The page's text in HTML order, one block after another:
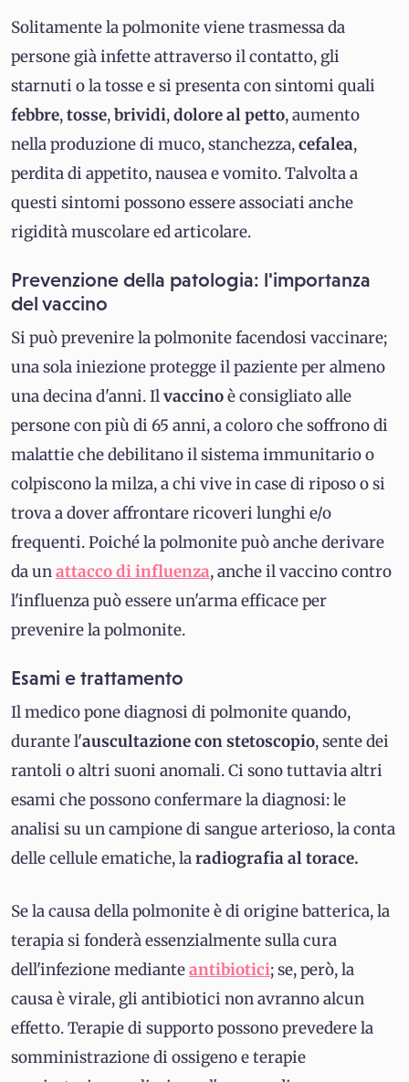
Solitamente la polmonite viene trasmessa da
persone già infette attraverso il contatto, gli
starnuti o la tosse e si presenta con sintomi quali
febbre,tosse,brividi,dolore al petto, aumento
nella produzione di muco, stanchezza,cefalea,
perdita di appetito, nausea e vomito. Talvolta a
questi sintomi possono essere associati anche
rigidità muscolare ed articolare.
Prevenzione della patologia: l'importanza
del vaccino
Si può prevenire la polmonite facendosi vaccinare;
una sola iniezione protegge il paziente per almeno
una decina d'anni. Ilvaccinoè consigliato alle
persone con più di 65 anni, a coloro che soffrono di
malattie che debilitano il sistema immunitario o
colpiscono la milza, a chi vive in case di riposo o si
trova a dover affrontare ricoveri lunghi e/o
frequenti. Poiché la polmonite può anche derivare
da unattacco di influenza, anche il vaccino contro
l'influenza può essere un'arma efficace per
prevenire la polmonite.
Esami e trattamento
Il medico pone diagnosi di polmonite quando,
durante l'auscultazione con stetoscopio, sente dei
rantoli o altri suoni anomali. Ci sono tuttavia altri
esami che possono confermare la diagnosi: le
analisi su un campione di sangue arterioso, la conta
delle cellule ematiche, laradiografia al torace.
Se la causa della polmonite è di origine batterica, la
terapia si fonderà essenzialmente sulla cura
dell'infezione medianteantibiotici; se, però, la
causa è virale, gli antibiotici non avranno alcun
effetto. Terapie di supporto possono prevedere la
somministrazione di ossigeno e terapie